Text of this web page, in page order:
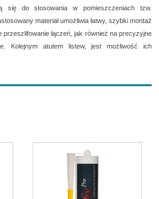
się do stosowania w pomieszczeniach tzw.
materiał umożliwia łatwy, szybki montaż
łączeń, jak również na precyzyjne
Kolejnym atutem listew, jest możliwość ich